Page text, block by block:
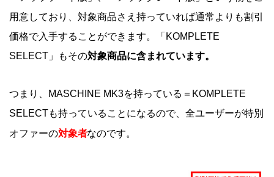
用意しており、対象商品さえ持っていれば通常よりも割引
価格で入手することができます。「KOMPLETE
SELECT」もその対象商品に含まれています。
つまり、MASCHINE MK3を持っている＝KOMPLETE
SELECTも持っていることになるので、全ユーザーが特別
オファーの対象者なのです。